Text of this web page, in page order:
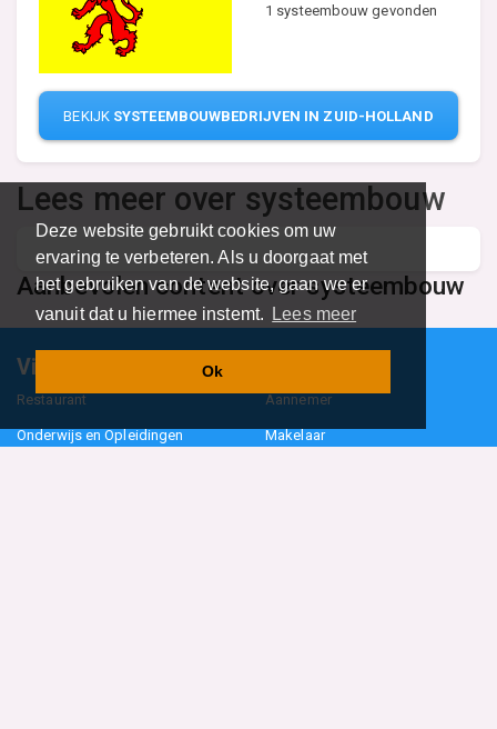
Deze website gebruikt cookies om uw
ervaring te verbeteren. Als u doorgaat met
het gebruiken van de website, gaan we er
vanuit dat u hiermee instemt.
Lees meer
Ok
1 systeembouw gevonden
BEKIJK SYSTEEMBOUWBEDRIJVEN IN ZUID-HOLLAND
Lees meer over systeembouw
Aanbevolen content over systeembouw
Vind specalisten in uw regio
Restaurant Aannemer
Onderwijs en Opleidingen Makelaar